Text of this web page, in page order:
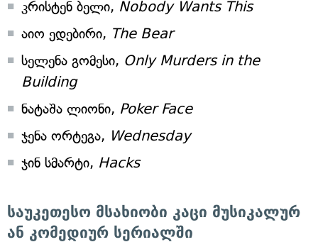
კრისტენ ბელი, Nobody Wants This
აიო ედებირი, The Bear
სელენა გომესი, Only Murders in the
Building
ნატაშა ლიონი, Poker Face
ჯენა ორტეგა, Wednesday
ჯინ სმარტი, Hacks
საუკეთესო მსახიობი კაცი მუსიკალურ
ან კომედიურ სერიალში